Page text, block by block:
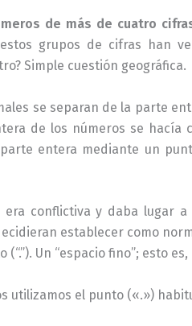
de más de cuatro
grupos de cifras han
Simple cuestión geográfica.
se separan de la parte
de los números se hacía
entera mediante un
conflictiva y daba lugar
establecer como
(“.”). Un “espacio fino”; esto
utilizamos el punto («.»)